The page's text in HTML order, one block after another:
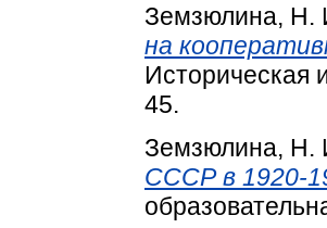
Земзюлина, Н.
на
Историческая
45.
Земзюлина, Н.
СССР в 1920-